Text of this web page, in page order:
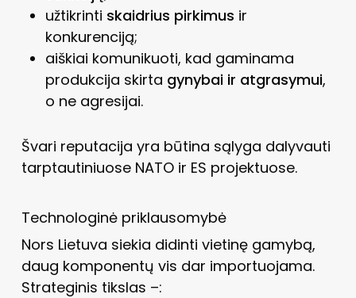
užtikrinti skaidrius pirkimus ir
konkurenciją;
aiškiai komunikuoti, kad gaminama
produkcija skirta gynybai ir atgrasymui,
o ne agresijai.
Švari reputacija yra būtina sąlyga dalyvauti
tarptautiniuose NATO ir ES projektuose.
Technologinė priklausomybė
Nors Lietuva siekia didinti vietinę gamybą,
daug komponentų vis dar importuojama.
Strateginis tikslas –: